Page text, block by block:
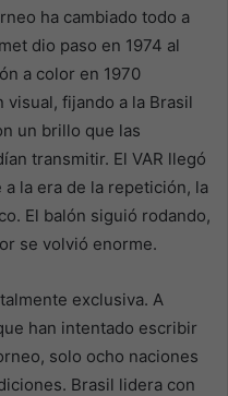
ha cambiado todo a
dio paso en 1974 al
a color en 1970
fijando a la Brasil
un brillo que las
transmitir. El VAR llegó
la era de la repetición, la
El balón siguió rodando,
se volvió enorme.
exclusiva. A
han intentado escribir
solo ocho naciones
Brasil lidera con